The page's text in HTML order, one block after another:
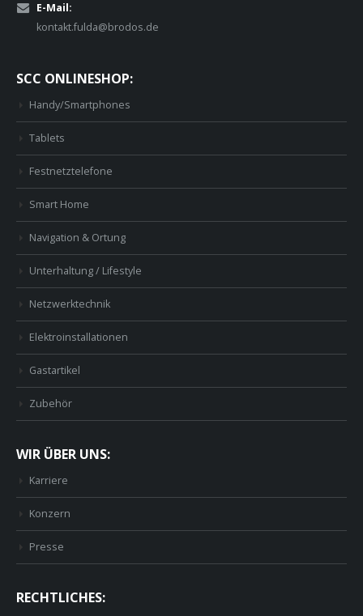
E-Mail:
kontakt.fulda@brodos.de
SCC ONLINESHOP:
Handy/Smartphones
Tablets
Festnetztelefone
Smart Home
Navigation & Ortung
Unterhaltung / Lifestyle
Netzwerktechnik
Elektroinstallationen
Gastartikel
Zubehör
WIR ÜBER UNS:
Karriere
Konzern
Presse
RECHTLICHES: